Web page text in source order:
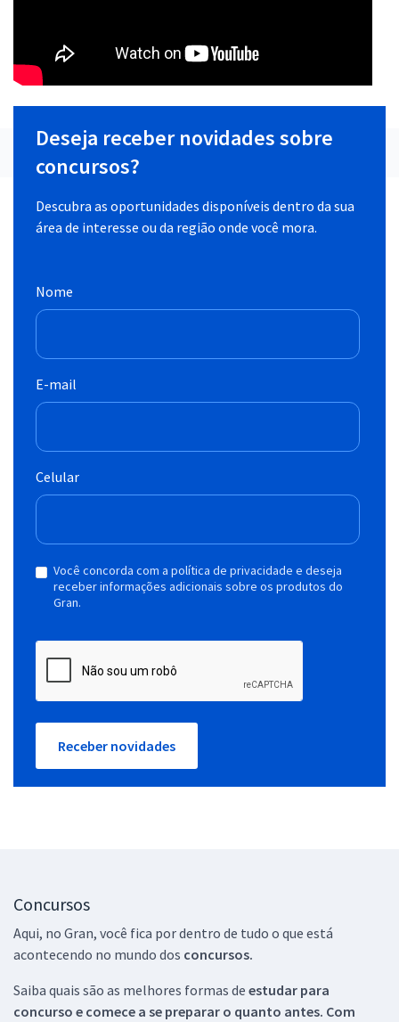
Deseja receber novidades sobre
concursos?
Descubra as oportunidades disponíveis dentro da sua
área de interesse ou da região onde você mora.
Nome
E-mail
Celular
Você concorda com a política de privacidade e deseja
receber informações adicionais sobre os produtos do
Gran.
Receber novidades
Concursos
Aqui, no Gran, você fica por dentro de tudo o que está
acontecendo no mundo dos concursos.
Saiba quais são as melhores formas de estudar para
concurso e comece a se preparar o quanto antes. Com